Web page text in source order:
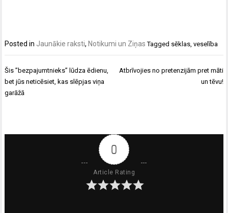
Posted in Jaunākie raksti, Notikumi un Ziņas Tagged sēklas ,veselība
Ziņu
izvēlne
Šis ”bezpajumtnieks” lūdza ēdienu,
bet jūs neticēsiet, kas slēpjas viņa
garāžā
Atbrīvojies no pretenzijām pret māti
un tēvu!
0
Article Rating